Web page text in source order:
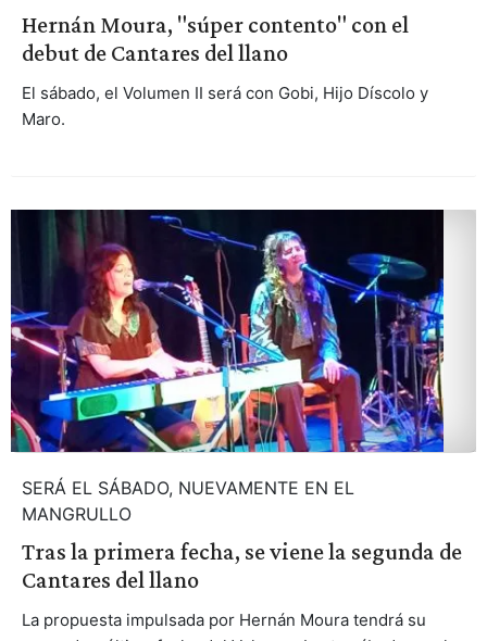
Hernán Moura, "súper contento" con el
debut de Cantares del llano
El sábado, el Volumen II será con Gobi, Hijo Díscolo y
Maro.
SERÁ EL SÁBADO, NUEVAMENTE EN EL
MANGRULLO
Tras la primera fecha, se viene la segunda de
Cantares del llano
La propuesta impulsada por Hernán Moura tendrá su